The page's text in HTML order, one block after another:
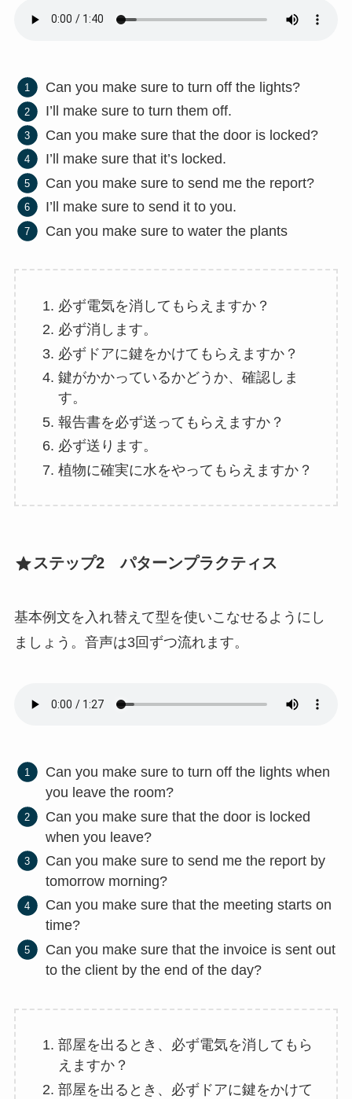
Can you make sure to turn off the lights?
I’ll make sure to turn them off.
Can you make sure that the door is locked?
I’ll make sure that it’s locked.
Can you make sure to send me the report?
I’ll make sure to send it to you.
Can you make sure to water the plants
必ず電気を消してもらえますか？
必ず消します。
必ずドアに鍵をかけてもらえますか？
鍵がかかっているかどうか、確認しま
す。
報告書を必ず送ってもらえますか？
必ず送ります。
植物に確実に水をやってもらえますか？
ステップ2 パターンプラクティス
基本例文を入れ替えて型を使いこなせるようにし
ましょう。音声は3回ずつ流れます。
Can you make sure to turn off the lights when
you leave the room?
Can you make sure that the door is locked
when you leave?
Can you make sure to send me the report by
tomorrow morning?
Can you make sure that the meeting starts on
time?
Can you make sure that the invoice is sent out
to the client by the end of the day?
部屋を出るとき、必ず電気を消してもら
えますか？
部屋を出るとき、必ずドアに鍵をかけて